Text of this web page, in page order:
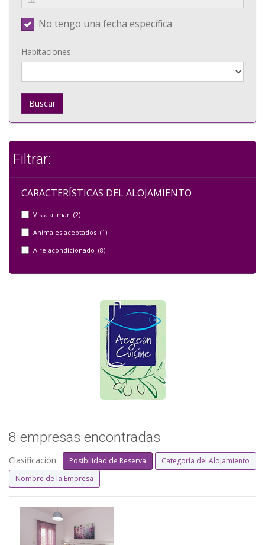
No tengo una fecha específica
Habitaciones
Buscar
Filtrar:
CARACTERÍSTICAS DEL ALOJAMIENTO
Vista al mar (2)
Animales aceptados (1)
Aire acondicionado (8)
8 empresas encontradas
Clasificación: Posibilidad de Reserva
Categoría del Alojamiento
Nombre de la Empresa